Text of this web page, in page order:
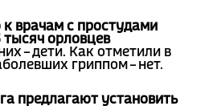
врачам с простудами
тысяч орловцев
– дети. Как отметили в
гриппом – нет.
предлагают установить